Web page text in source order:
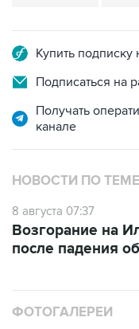
Купить
Подписаться на
Получать
канале
НОВОСТИ ПО ТЕМЕ
8 августа 07:37
Возгорание на
после падения
ФОТОГАЛЕРЕИ